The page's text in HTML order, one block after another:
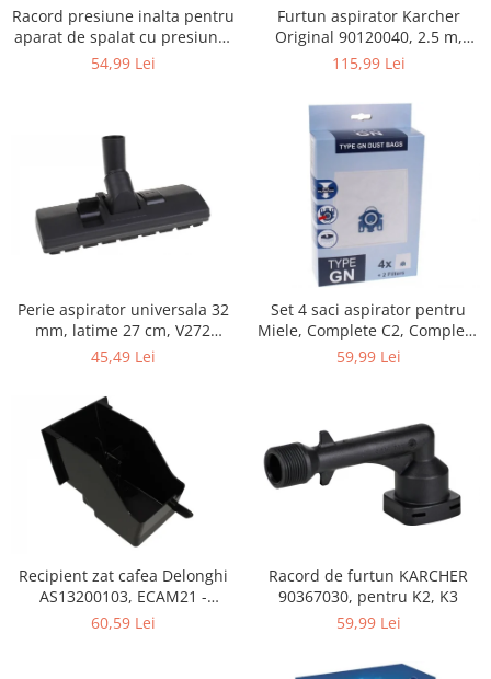
Servere, Componente & UPS
Telecomenzi garaj
Accesorii Fitness
Accesorii sportive
Articole Voiaj
Camping
Sporturi de interior
TV, Audio & Foto
Audio HI-FI & Profesionale
Camere video si sport
Drone si Accesorii
Home Cinema & Audio
Playere, Boxe & Casti
Telescoape & Optica
Televizoare & accesorii
Racord presiune inalta pentru
aparat de spalat cu presiune,
KARCHER 9.013-355.0, K4/K5
54,99 Lei
Furtun aspirator Karcher
Original 90120040, 2.5 m,
negru
115,99 Lei
Perie aspirator universala 32
mm, latime 27 cm, V272
ECONOMY
45,49 Lei
Set 4 saci aspirator pentru
Miele, Complete C2, Complete
C3, Classic C1, S8, S5, S2,
59,99 Lei
Recipient zat cafea Delonghi
AS13200103, ECAM21 -
ECAM25
60,59 Lei
Racord de furtun KARCHER
90367030, pentru K2, K3
59,99 Lei